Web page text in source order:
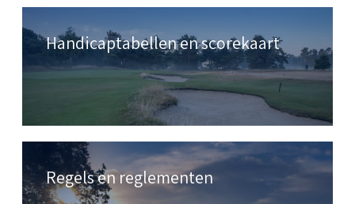
Handicaptabellen en scorekaart
Regels en reglementen